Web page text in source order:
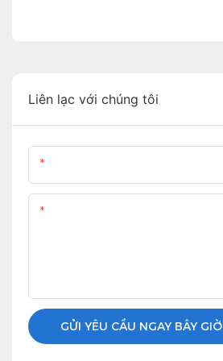
Liên lạc với chúng tôi
GỬI YÊU CẦU NGAY BÂY GIỜ